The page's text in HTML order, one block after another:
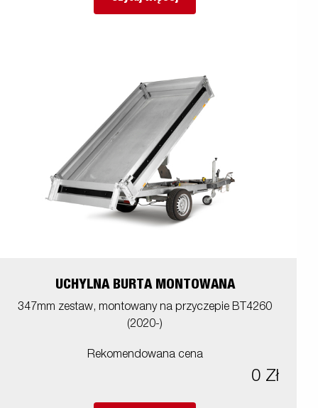
UCHYLNA BURTA MONTOWANA
347mm zestaw, montowany na przyczepie BT4260
(2020-)
Rekomendowana cena
0 Zł